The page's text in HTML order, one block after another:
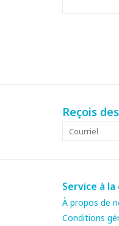
Reçois
Service à
À propos de
Conditions